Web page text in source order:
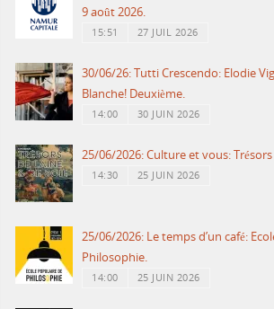
9 août 2026.
15:51 27 JUIL 2026
30/06/26: Tutti Crescendo: Elodie
Blanche! Deuxième.
14:00 30 JUIN 2026
25/06/2026: Culture et vous:
14:30 25 JUIN 2026
25/06/2026: Le temps d’un café:
Philosophie.
14:00 25 JUIN 2026